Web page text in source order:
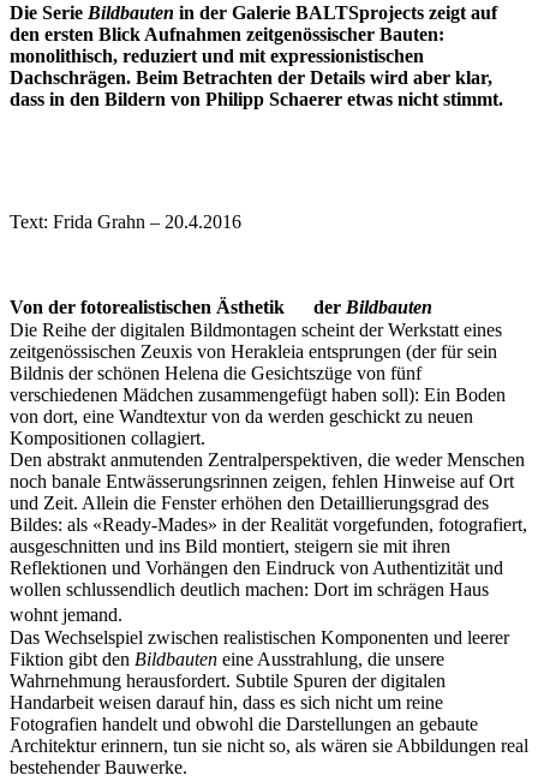
Die Serie Bildbauten in der Galerie BALTSprojects zeigt auf
den ersten Blick Aufnahmen zeitgenössischer Bauten:
monolithisch, reduziert und mit expressionistischen
Dachschrägen. Beim Betrachten der Details wird aber klar,
dass in den Bildern von Philipp Schaerer etwas nicht stimmt.
Text: Frida Grahn – 20.4.2016
Von der fotorealistischen Ästhetik der Bildbauten
Die Reihe der digitalen Bildmontagen scheint der Werkstatt eines
zeitgenössischen Zeuxis von Herakleia entsprungen (der für sein
Bildnis der schönen Helena die Gesichtszüge von fünf
verschiedenen Mädchen zusammengefügt haben soll): Ein Boden
von dort, eine Wandtextur von da werden geschickt zu neuen
Kompositionen collagiert.
Den abstrakt anmutenden Zentralperspektiven, die weder Menschen
noch banale Entwässerungsrinnen zeigen, fehlen Hinweise auf Ort
und Zeit. Allein die Fenster erhöhen den Detaillierungsgrad des
Bildes: als «Ready-Mades» in der Realität vorgefunden, fotografiert,
ausgeschnitten und ins Bild montiert, steigern sie mit ihren
Reflektionen und Vorhängen den Eindruck von Authentizität und
wollen schlussendlich deutlich machen: Dort im schrägen Haus
wohnt jemand.
Das Wechselspiel zwischen realistischen Komponenten und leerer
Fiktion gibt den Bildbauten eine Ausstrahlung, die unsere
Wahrnehmung herausfordert. Subtile Spuren der digitalen
Handarbeit weisen darauf hin, dass es sich nicht um reine
Fotografien handelt und obwohl die Darstellungen an gebaute
Architektur erinnern, tun sie nicht so, als wären sie Abbildungen real
bestehender Bauwerke.